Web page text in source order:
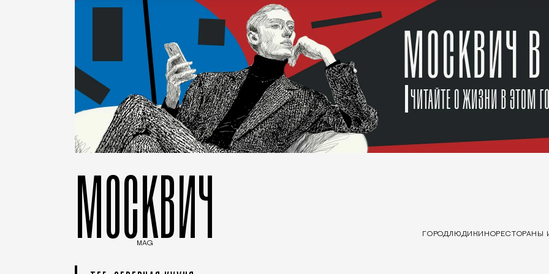
МОСКВИЧ
MAG
ГОРОДЛЮДИ КИНОРЕСТОРАНЫ